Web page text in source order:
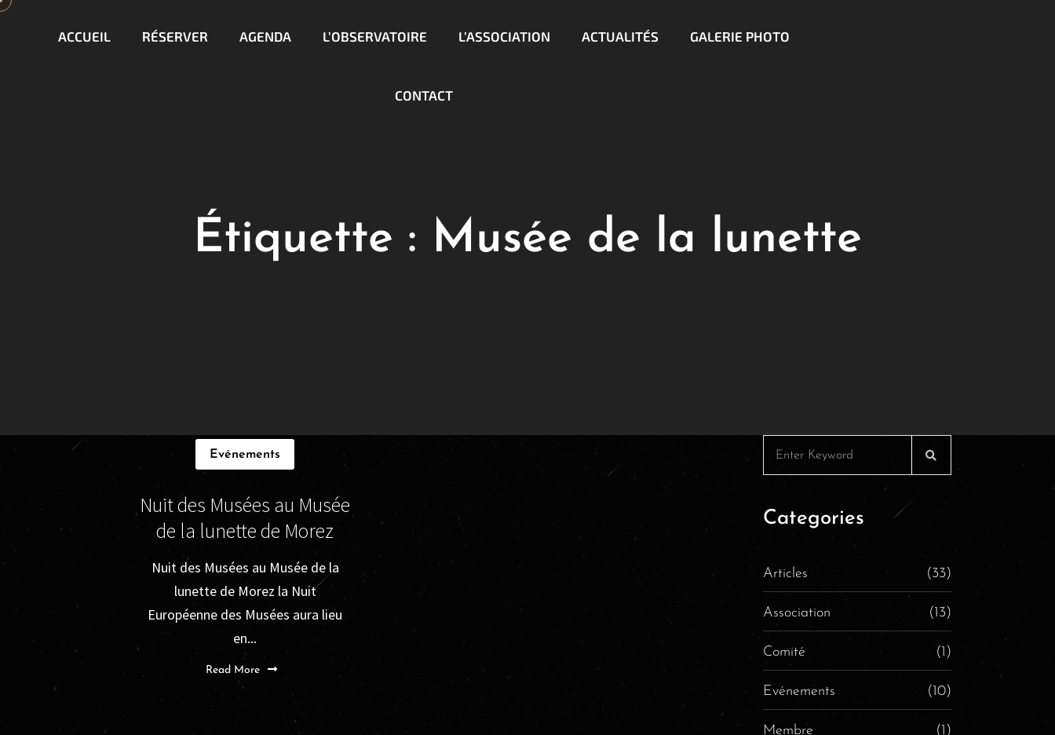
ACCUEIL RÉSERVER AGENDA L’OBSERVATOIRE L’ASSOCIATION ACTUALITÉS GALERIE PHOTO
CONTACT
Étiquette : Musée de la lunette
Evénements
Nuit des Musées au Musée
de la lunette de Morez
Nuit des Musées au Musée de la
lunette de Morez la Nuit
Européenne des Musées aura lieu
en...
Read More
Categories
Articles (33)
Association (13)
Comité (1)
Evénements (10)
Membre (1)